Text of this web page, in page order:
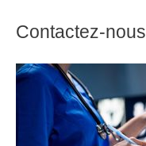
Contactez-nous